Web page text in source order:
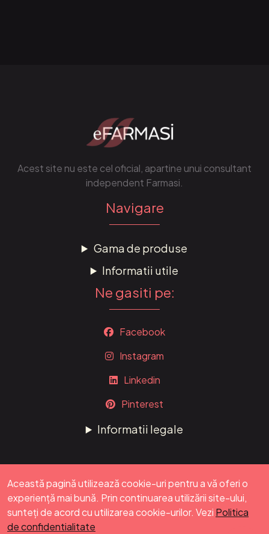
Acest site nu este cel oficial, apartine unui consultant
independent Farmasi.
Navigare
Gama de produse
Informatii utile
Ne gasiti pe:
Facebook
Instagram
Linkedin
Pinterest
Informatii legale
© Copyright 2023 - Toate drepturile rezervate!
Această pagină utilizează cookie-uri pentru a vă oferi o
experiență mai bună. Prin continuarea utilizării site-ului,
sunteți de acord cu utilizarea cookie-urilor. Vezi Politica
de confidentialitate